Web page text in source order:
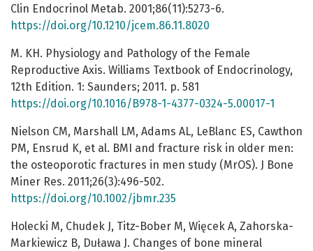
Clin Endocrinol Metab. 2001;86(11):5273-6.
https://doi.org/10.1210/jcem.86.11.8020
M. KH. Physiology and Pathology of the Female
Reproductive Axis. Williams Textbook of Endocrinology,
12th Edition. 1: Saunders; 2011. p. 581
https://doi.org/10.1016/B978-1-4377-0324-5.00017-1
Nielson CM, Marshall LM, Adams AL, LeBlanc ES, Cawthon
PM, Ensrud K, et al. BMI and fracture risk in older men:
the osteoporotic fractures in men study (MrOS). J Bone
Miner Res. 2011;26(3):496-502.
https://doi.org/10.1002/jbmr.235
Holecki M, Chudek J, Titz-Bober M, Więcek A, Zahorska-
Markiewicz B, Duława J. Changes of bone mineral